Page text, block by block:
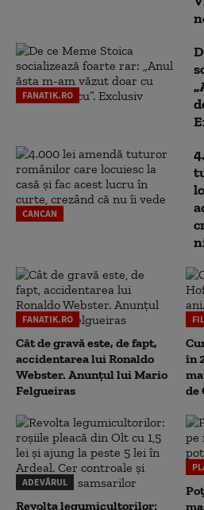
FANATIK.RO
CANCAN
FANATIK.RO
Cât de gravă este, de fapt,
accidentarea lui Ronaldo
Webster. Anunțul lui Mario
Felgueiras
în
de
ADEVĂRUL
Revolta legumicultorilor: